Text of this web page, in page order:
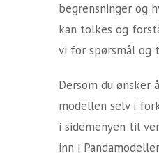
begrensninger og
kan tolkes og
vi for spørsmål og
Dersom du ønsker
modellen selv i
i sidemenyen til
inn i